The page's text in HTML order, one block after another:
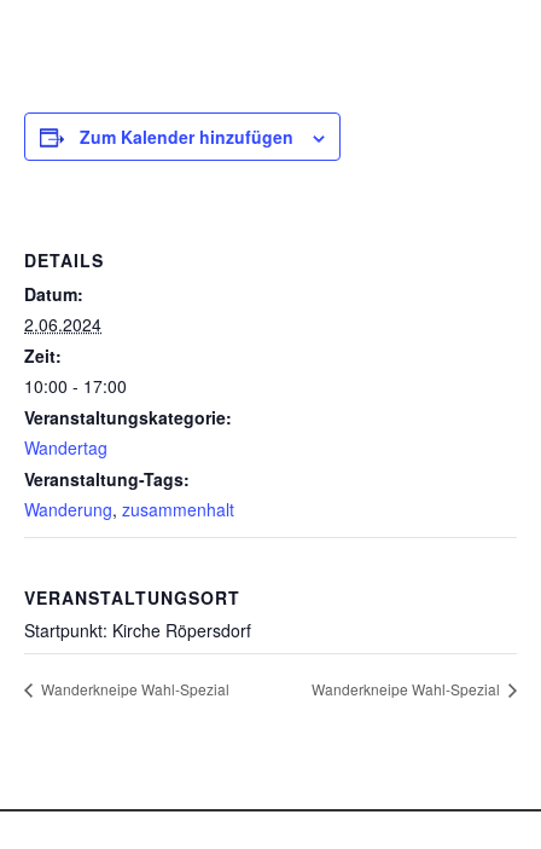
Zum Kalender hinzufügen
DETAILS
Datum:
2.06.2024
Zeit:
10:00 - 17:00
Veranstaltungskategorie:
Wandertag
Veranstaltung-Tags:
Wanderung, zusammenhalt
VERANSTALTUNGSORT
Startpunkt: Kirche Röpersdorf
Wanderkneipe Wahl-Spezial Wanderkneipe Wahl-Spezial